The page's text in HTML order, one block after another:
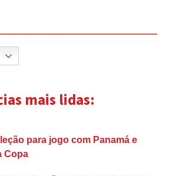
mais lidas:
para jogo com Panamá e
Copa